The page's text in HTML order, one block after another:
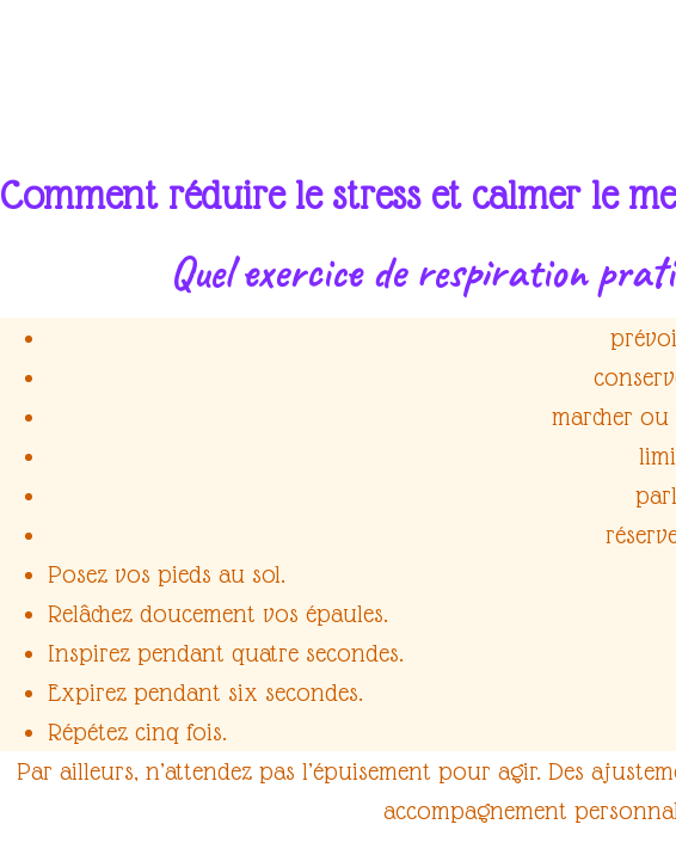
Comment réduire le stress et calmer le
Quel exercice de respiration
marcher
Posez vos pieds au sol.
Relâchez doucement vos épaules.
Inspirez pendant quatre secondes.
Expirez pendant six secondes.
Répétez cinq fois.
Par ailleurs, n’attendez pas l’épuisement pour agir. Des
accompagnement